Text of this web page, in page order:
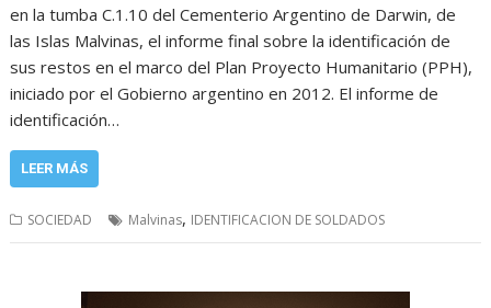
en la tumba C.1.10 del Cementerio Argentino de Darwin, de
las Islas Malvinas, el informe final sobre la identificación de
sus restos en el marco del Plan Proyecto Humanitario (PPH),
iniciado por el Gobierno argentino en 2012. El informe de
identificación…
LEER MÁS
SOCIEDAD Malvinas, IDENTIFICACION DE SOLDADOS